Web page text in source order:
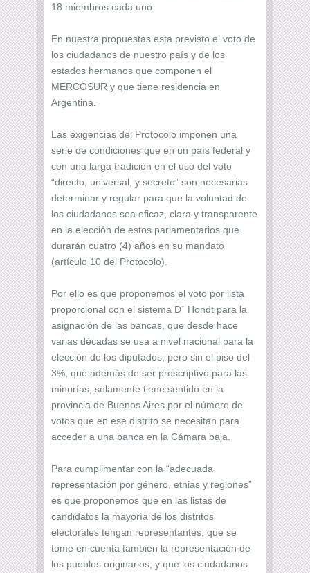
18 miembros cada uno.
En nuestra propuestas esta previsto el voto de
los ciudadanos de nuestro país y de los
estados hermanos que componen el
MERCOSUR y que tiene residencia en
Argentina.
Las exigencias del Protocolo imponen una
serie de condiciones que en un país federal y
con una larga tradición en el uso del voto
“directo, universal, y secreto” son necesarias
determinar y regular para que la voluntad de
los ciudadanos sea eficaz, clara y transparente
en la elección de estos parlamentarios que
durarán cuatro (4) años en su mandato
(artículo 10 del Protocolo).
Por ello es que proponemos el voto por lista
proporcional con el sistema D´ Hondt para la
asignación de las bancas, que desde hace
varias décadas se usa a nivel nacional para la
elección de los diputados, pero sin el piso del
3%, que además de ser proscriptivo para las
minorías, solamente tiene sentido en la
provincia de Buenos Aires por el número de
votos que en ese distrito se necesitan para
acceder a una banca en la Cámara baja.
Para cumplimentar con la “adecuada
representación por género, etnias y regiones”
es que proponemos que en las listas de
candidatos la mayoría de los distritos
electorales tengan representantes, que se
tome en cuenta también la representación de
los pueblos originarios; y que los ciudadanos